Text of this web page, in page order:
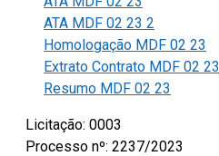
ATA MDF 02 23 2
Homologação MDF 02 23
Extrato Contrato MDF 02 23
Resumo MDF 02 23
Licitação: 0003
Processo nº: 2237/2023